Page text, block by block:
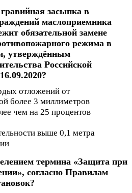
засыпка в
маслоприемника
обязательной замене
режима в
утверждённым
Российской
отложений от
более 3 миллиметров
чем на 25 процентов
выше 0,1 метра
термина «Защита при
согласно Правилам